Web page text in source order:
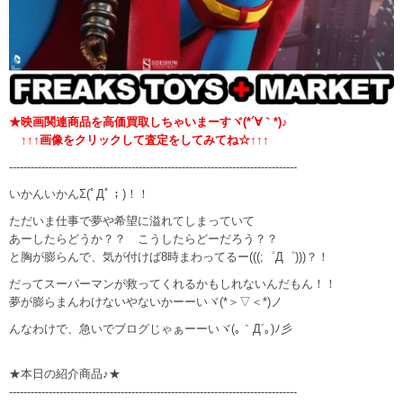
★映画関連商品を高価買取しちゃいまーすヾ(*´∀｀*)♪
↑↑↑画像をクリックして査定をしてみてね☆↑↑↑
--------------------------------------------------------------------------------
いかんいかんΣ(ﾟДﾟ；)！！
ただいま仕事で夢や希望に溢れてしまっていて
あーしたらどうか？？ こうしたらどーだろう？？
と胸が膨らんで、気が付けば8時まわってるー(((;゜Д゜)))？！
だってスーパーマンが救ってくれるかもしれないんだもん！！
夢が膨らまんわけないやないかーーいヾ(*＞▽＜*)ノ
んなわけで、急いでブログじゃぁーーいヾ(｡｀Д´｡)ﾉ彡
★本日の紹介商品♪★
--------------------------------------------------------------------------------